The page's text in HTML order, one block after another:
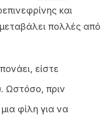
και
πολλές από
είστε
Ωστόσο, πριν
φίλη για να